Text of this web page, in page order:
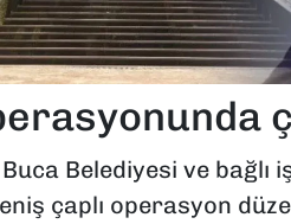
Belediyesi ve
çaplı operasyon